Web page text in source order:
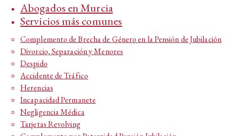
Abogados en Murcia
Servicios más comunes
Complemento de Brecha de Género en la Pensión de Jubilación
Divorcio, Separación y Menores
Despido
Accidente de Tráfico
Herencias
Incapacidad Permanete
Negligencia Médica
Tarjetas Revolving